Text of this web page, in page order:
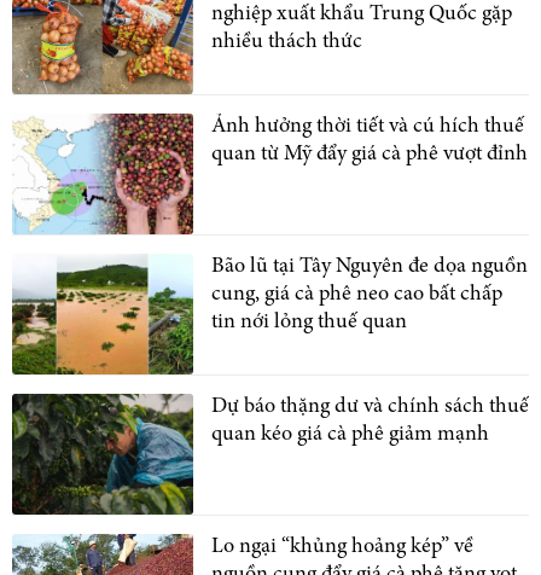
nghiệp xuất khẩu Trung Quốc gặp
nhiều thách thức
Ảnh hưởng thời tiết và cú hích thuế
quan từ Mỹ đẩy giá cà phê vượt đỉnh
Bão lũ tại Tây Nguyên đe dọa nguồn
cung, giá cà phê neo cao bất chấp
tin nới lỏng thuế quan
Dự báo thặng dư và chính sách thuế
quan kéo giá cà phê giảm mạnh
Lo ngại “khủng hoảng kép” về